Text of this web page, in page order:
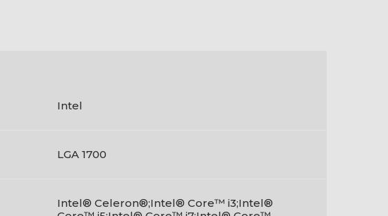
Intel
LGA 1700
Intel® Celeron®;Intel® Core™ i3;Intel®